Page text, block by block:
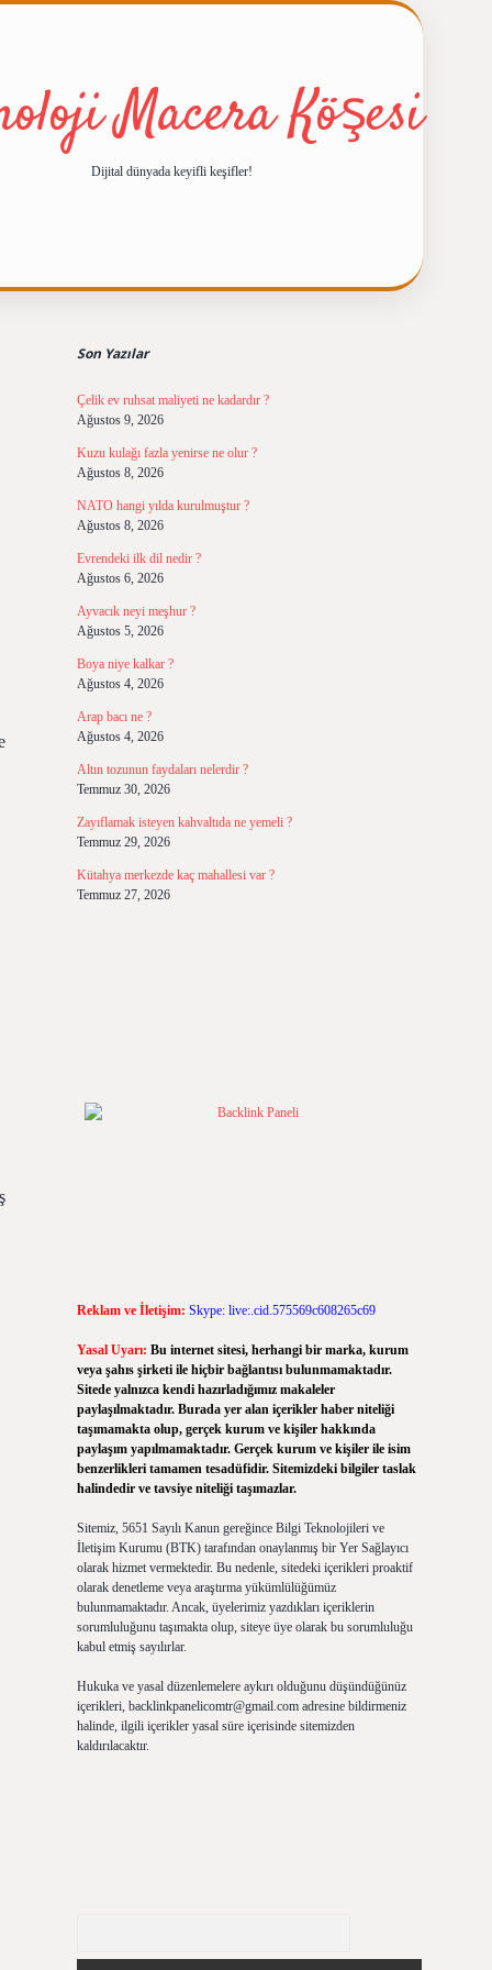
Macera Köşesi
Dijital dünyada keyifli keşifler!
Son Yazılar
Çelik ev ruhsat maliyeti ne kadardır ?
Ağustos 9, 2026
Kuzu kulağı fazla yenirse ne olur ?
Ağustos 8, 2026
NATO hangi yılda kurulmuştur ?
Ağustos 8, 2026
Evrendeki ilk dil nedir ?
Ağustos 6, 2026
Ayvacık neyi meşhur ?
Ağustos 5, 2026
Boya niye kalkar ?
Ağustos 4, 2026
Arap bacı ne ?
Ağustos 4, 2026
Altın tozunun faydaları nelerdir ?
Temmuz 30, 2026
Zayıflamak isteyen kahvaltıda ne yemeli ?
Temmuz 29, 2026
Kütahya merkezde kaç mahallesi var ?
Temmuz 27, 2026
Reklam ve İletişim: Skype: live:.cid.575569c608265c69
Yasal Uyarı: Bu internet sitesi, herhangi bir marka, kurum
veya şahıs şirketi ile hiçbir bağlantısı bulunmamaktadır.
Sitede yalnızca kendi hazırladığımız makaleler
paylaşılmaktadır. Burada yer alan içerikler haber niteliği
taşımamakta olup, gerçek kurum ve kişiler hakkında
paylaşım yapılmamaktadır. Gerçek kurum ve kişiler ile isim
benzerlikleri tamamen tesadüfidir. Sitemizdeki bilgiler taslak
halindedir ve tavsiye niteliği taşımazlar.
Sitemiz, 5651 Sayılı Kanun gereğince Bilgi Teknolojileri ve
İletişim Kurumu (BTK) tarafından onaylanmış bir Yer Sağlayıcı
olarak hizmet vermektedir. Bu nedenle, sitedeki içerikleri proaktif
olarak denetleme veya araştırma yükümlülüğümüz
bulunmamaktadır. Ancak, üyelerimiz yazdıkları içeriklerin
sorumluluğunu taşımakta olup, siteye üye olarak bu sorumluluğu
kabul etmiş sayılırlar.
Hukuka ve yasal düzenlemelere aykırı olduğunu düşündüğünüz
içerikleri, backlinkpanelicomtr@gmail.comadresine bildirmeniz
halinde, ilgili içerikler yasal süre içerisinde sitemizden
kaldırılacaktır.